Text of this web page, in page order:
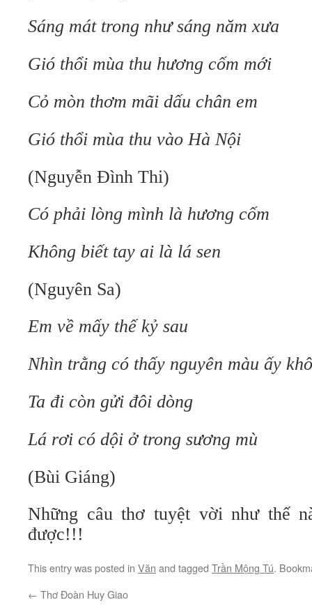
Sáng mát trong như sáng năm xưa
Gió thổi mùa thu hương cốm mới
Cỏ mòn thơm mãi dấu chân em
Gió thổi mùa thu vào Hà Nội
(Nguyễn Đình Thi)
Có phải lòng mình là hương cốm
Không biết tay ai là lá sen
(Nguyên Sa)
Em về mấy thế kỷ sau
Nhìn trằng có thấy nguyên màu ấy
Ta đi còn gửi đôi dòng
Lá rơi có dội ở trong sương mù
(Bùi Giáng)
Những câu thơ tuyệt vời như thế
được!!!
This entry was posted in Văn and tagged Trần Mộng Tú.
← Thơ Đoàn Huy Giao